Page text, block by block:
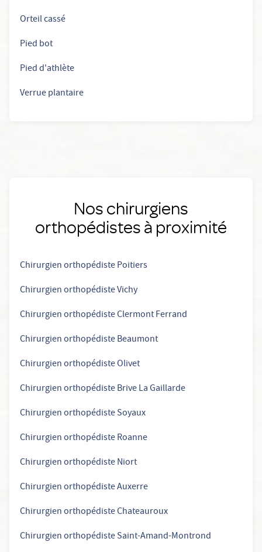
Orteil cassé
Pied bot
Pied d'athlète
Verrue plantaire
Nos chirurgiens
orthopédistes à proximité
Chirurgien orthopédiste Poitiers
Chirurgien orthopédiste Vichy
Chirurgien orthopédiste Clermont Ferrand
Chirurgien orthopédiste Beaumont
Chirurgien orthopédiste Olivet
Chirurgien orthopédiste Brive La Gaillarde
Chirurgien orthopédiste Soyaux
Chirurgien orthopédiste Roanne
Chirurgien orthopédiste Niort
Chirurgien orthopédiste Auxerre
Chirurgien orthopédiste Chateauroux
Chirurgien orthopédiste Saint-Amand-Montrond